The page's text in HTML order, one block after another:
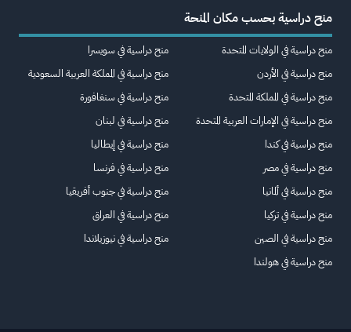
منح دراسية بحسب مكان المنحة
منح دراسية في الولايات المتحدة
منح دراسية في الأردن
منح دراسية في المملكة المتحدة
منح دراسية في الإمارات العربية المتحدة
منح دراسية في كندا
منح دراسية في مصر
منح دراسية في ألمانيا
منح دراسية في تركيا
منح دراسية في الصين
منح دراسية في هولندا
منح دراسية في سويسرا
منح دراسية في المملكة العربية السعودية
منح دراسية في سنغافورة
منح دراسية في لبنان
منح دراسية في إيطاليا
منح دراسية في فرنسا
منح دراسية في جنوب أفريقيا
منح دراسية في العراق
منح دراسية في نيوزيلاندا